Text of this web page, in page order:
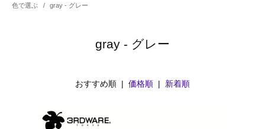
色で選ぶ / gray - グレー
gray - グレー
おすすめ順 | 価格順 | 新着順